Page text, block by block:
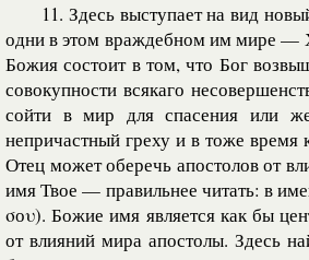
11. Здесь выступает на вид
одни в этом враждебном им мире —
Божия состоит в том, что Бог
совокупности всякаго
сойти в мир для спасения или
непричастный греху и в тоже
Отец может оберечь апостолов от
имя Твое — правильнее читать: в
σоυ). Божие имя является как бы
от влияний мира апостолы. Здесь